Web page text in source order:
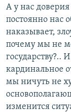
А у нас доверия
постоянно нас
наказывает,
почему мы не
государству?..
кардинальное
мы ничуть не
изменится